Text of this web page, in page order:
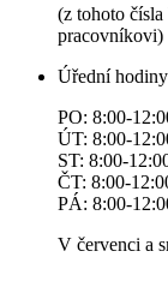
(z tohoto
pracovníkovi)
Úřední hodiny
PO: 8:00-
ÚT: 8:00-
ST: 8:00-
ČT: 8:00-
PÁ: 8:00-
V červenci a